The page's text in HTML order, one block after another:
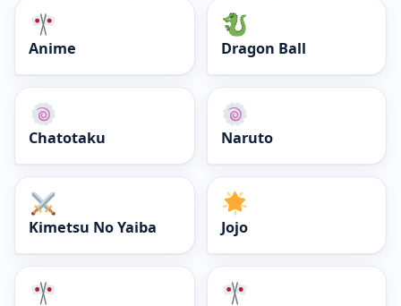
Anime Dragon Ball
Chatotaku Naruto
Kimetsu No Yaiba Jojo